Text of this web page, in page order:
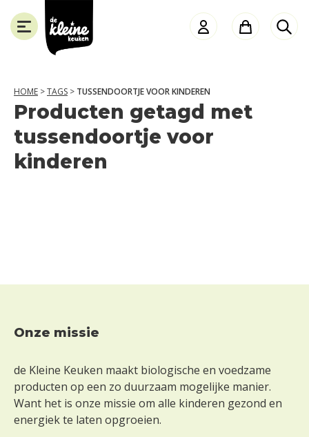
de
Kleine
Keuken
SLUITEN
HOME >TAGS > TUSSENDOORTJE VOOR KINDEREN
Producten getagd met
tussendoortje voor
kinderen
Footer
Onze missie
de Kleine Keuken maakt biologische en voedzame
producten op een zo duurzaam mogelijke manier.
Want het is onze missie om alle kinderen gezond en
energiek te laten opgroeien.